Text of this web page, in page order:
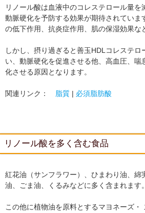
リノール酸は血液中のコレステロール量を
動脈硬化を予防する効果が期待されていま
の低下作用、抗炎症作用、肌の保湿効果な
しかし、摂り過ぎると善玉HDLコレステロ
い、動脈硬化を促進させる他、高血圧、喘
化させる原因となります。
関連リンク： 脂質 | 必須脂肪酸
リノール酸を多く含む食品
紅花油（サンフラワー）、ひまわり油、綿
油、ごま油、くるみなどに多く含まれます。
この他に植物油を原料とするマヨネーズ・